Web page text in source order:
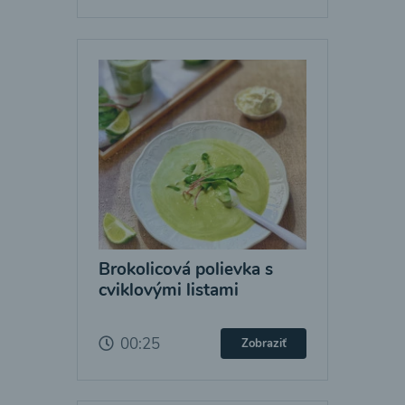
Brokolicová polievka s
cviklovými listami
00:25 Zobraziť